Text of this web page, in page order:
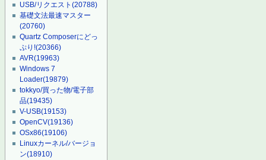
USB/リクエスト(20788)
基礎文法最速マスター
(20760)
Quartz Composerにどっ
ぷり!(20366)
AVR(19963)
Windows 7
Loader(19879)
tokkyo/買った物/電子部
品(19435)
V-USB(19153)
OpenCV(19136)
OSx86(19106)
Linuxカーネル/バージョ
ン(18910)